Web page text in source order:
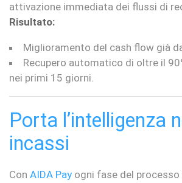
attivazione immediata dei flussi di
Risultato:
Miglioramento del cash flow già
Recupero automatico di oltre il
nei primi 15 giorni.
Porta l’intelligenza
incassi
Con AIDA Pay ogni fase del